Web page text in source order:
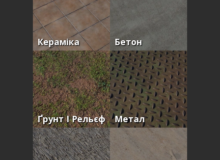
Кераміка Бетон
Ґрунт І Рельєф Метал